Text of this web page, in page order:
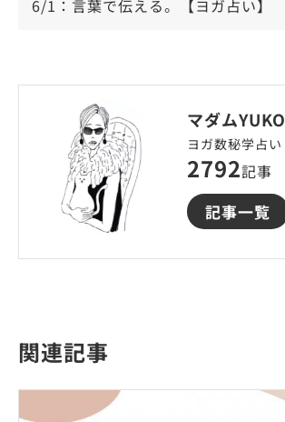
6/1：言葉で伝える。【ヨガ占い】
マダムYUKO
ヨガ数秘学占い
2792記事
記事一覧
関連記事